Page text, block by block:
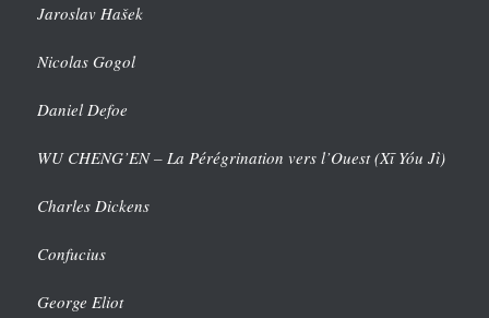
Jaroslav Hašek
Nicolas Gogol
Daniel Defoe
WU CHENG’EN – La Pérégrination vers l’Ouest (Xī Yóu Jì)
Charles Dickens
Confucius
George Eliot